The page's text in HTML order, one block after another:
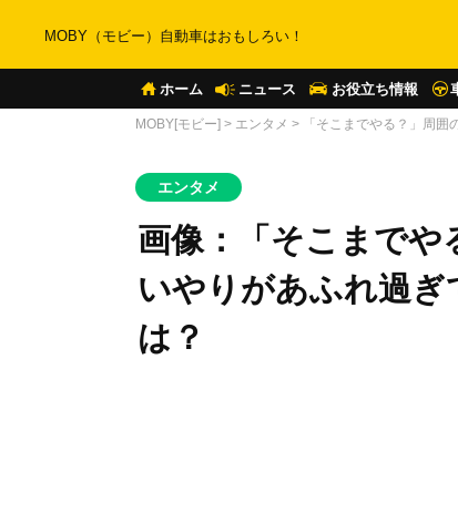
MOBY（モビー）自動車はおもしろい！
ホーム ニュース お役立ち情報
MOBY[モビー] > エンタメ > 「そこまでやる？」周
エンタメ
画像：「そこまでや
いやりがあふれ過ぎ
は？